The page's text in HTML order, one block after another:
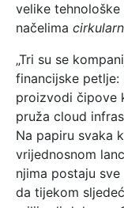
velike
načelima
„Tri su se
financijske petlje:
proizvodi čipove
pruža cloud
Na papiru svaka
vrijednosnom
njima postaju
da tijekom